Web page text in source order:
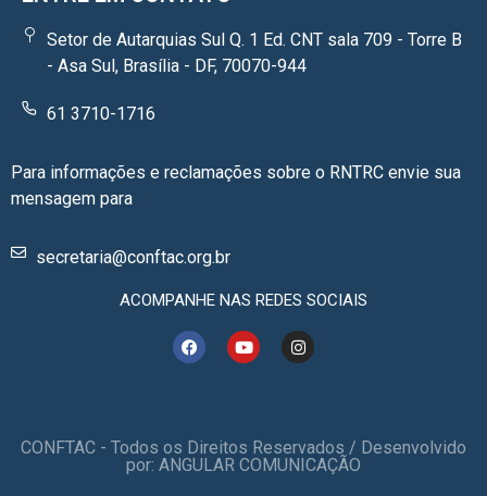
Setor de Autarquias Sul Q. 1 Ed. CNT sala 709 - Torre B
- Asa Sul, Brasília - DF, 70070-944
61 3710-1716
Para informações e reclamações sobre o RNTRC envie sua
mensagem para
secretaria@conftac.org.br
ACOMPANHE NAS REDES SOCIAIS
CONFTAC - Todos os Direitos Reservados / Desenvolvido
por: ANGULAR COMUNICAÇÃO